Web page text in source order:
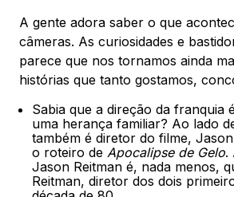
A gente adora saber o que
câmeras. As curiosidades e
parece que nos tornamos ainda
histórias que tanto gostamos,
Sabia que a direção da franquia
uma herança familiar? Ao lado
também é diretor do filme,
o roteiro de Apocalipse de Gelo.
Jason Reitman é, nada menos,
Reitman, diretor dos dois